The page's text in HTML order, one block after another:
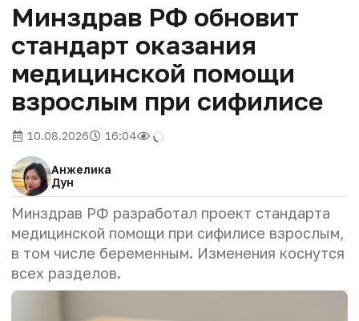
Минздрав РФ обновит
стандарт оказания
медицинской помощи
взрослым при сифилисе
10.08.2026 16:04
Анжелика
Дун
Минздрав РФ разработал проект стандарта
медицинской помощи при сифилисе взрослым,
в том числе беременным. Изменения коснутся
всех разделов.